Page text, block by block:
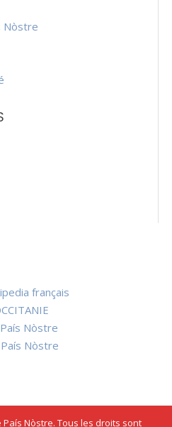
Nòstre
français
Nòstre
Nòstre
Nòstre. Tous les droits sont